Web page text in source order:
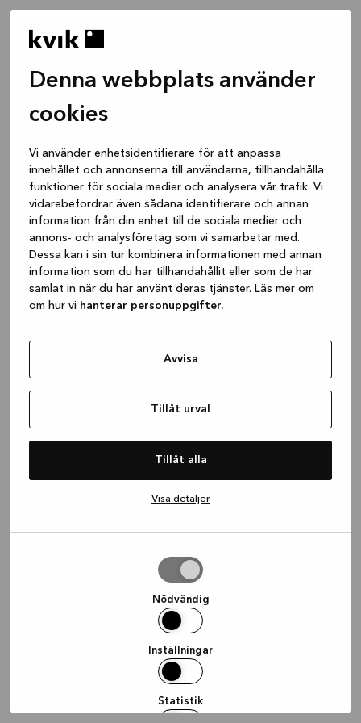
Denna webbplats använder
cookies
Vi använder enhetsidentifierare för att anpassa
innehållet och annonserna till användarna, tillhandahålla
funktioner för sociala medier och analysera vår trafik. Vi
vidarebefordrar även sådana identifierare och annan
information från din enhet till de sociala medier och
annons- och analysföretag som vi samarbetar med.
Dessa kan i sin tur kombinera informationen med annan
information som du har tillhandahållit eller som de har
samlat in när du har använt deras tjänster. Läs mer om
om hur vi hanterar personuppgifter.
Avvisa
Tillåt urval
Tillåt alla
Visa detaljer
Nödvändig
Inställningar
Statistik
(see the browser console for more
information).